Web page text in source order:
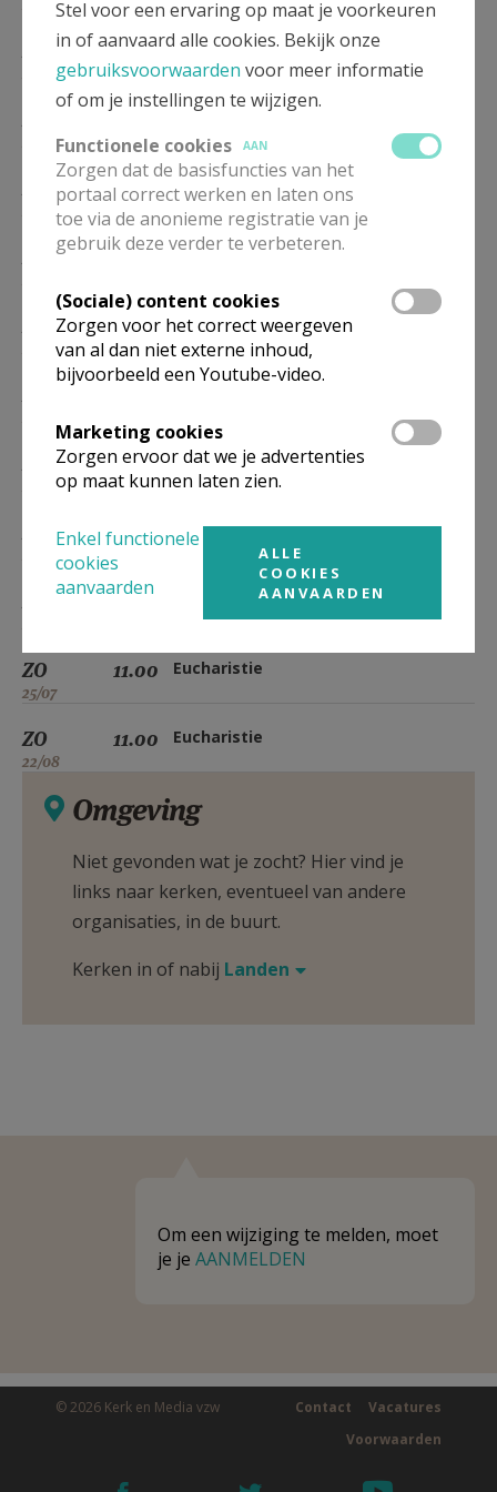
27/09
25/10
11.00 Eucharistie
Eucharistie
27/12
11.00 Eucharistie
11.00 Eucharistie
28/02
11.00 Eucharistie
25/04
11.00 Eucharistie
11.00 Eucharistie
11.00 Eucharistie
ZO
25/07
11.00 Eucharistie
ZO
22/08
11.00 Eucharistie
Omgeving
Niet gevonden wat je zocht? Hier vind je
links naar kerken, eventueel van andere
organisaties, in de buurt.
Kerken in of nabij Landen
Om een wijziging te melden, moet
je je AANMELDEN
© 2026 Kerk en Media vzw Vacatures
Contact
Voorwaarden
Stel voor een ervaring op maat je voorkeuren
in of aanvaard alle cookies. Bekijk onze
gebruiksvoorwaarden voor meer informatie
of om je instellingen te wijzigen.
Functionele cookies
AAN
Zorgen dat de basisfuncties van het
portaal correct werken en laten ons
toe via de anonieme registratie van je
gebruik deze verder te verbeteren.
(Sociale) content cookies
Zorgen voor het correct weergeven
van al dan niet externe inhoud,
bijvoorbeeld een Youtube-video.
Marketing cookies
Zorgen ervoor dat we je advertenties
op maat kunnen laten zien.
Enkel functionele
cookies
aanvaarden
ALLE
COOKIES
AANVAARDEN